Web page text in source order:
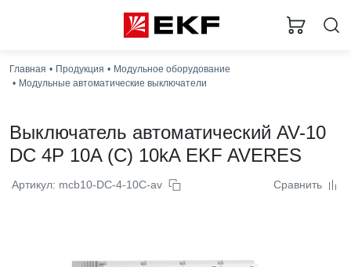
Главная Продукция
Модульное оборудование
Модульные автоматические выключатели
Выключатель автоматический AV-10
DC 4P 10A (C) 10kA EKF AVERES
Артикул: mcb10-DC-4-10C-av Сравнить